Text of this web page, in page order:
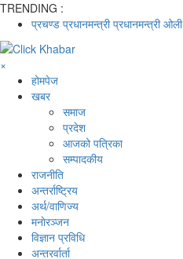
TRENDING :
प्रचण्ड प्रधानमन्त्री प्रधानमन्त्री ओली
×
होमपेज
खबर
समाज
प्रदेश
आजको पत्रिका
सम्पादकीय
राजनीति
अन्तर्राष्ट्रिय
अर्थ/वाणिज्य
मनाेरञ्जन
विज्ञान प्रविधि
अन्तरर्वार्ता